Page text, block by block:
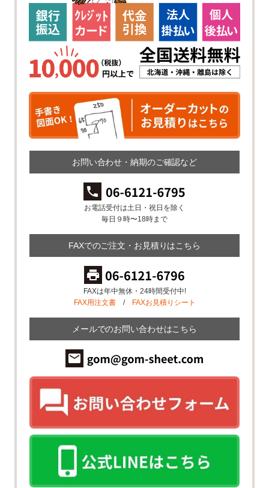
お問い合わせ・納期のご確認など
お電話受付は土日・祝日を除く
毎日９時〜18時まで
FAXでのご注文・お見積りはこちら
FAXは年中無休・24時間受付中!
FAX用注文書/ FAXお見積りシート
メールでのお問い合わせはこちら